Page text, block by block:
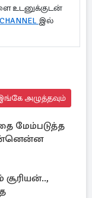
உடனுக்குடன்
இல்
அழுத்தவும்
மேம்படுத்த
சூரியன்..,